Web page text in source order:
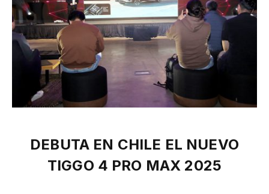
DEBUTA EN CHILE EL NUEVO
TIGGO 4 PRO MAX 2025